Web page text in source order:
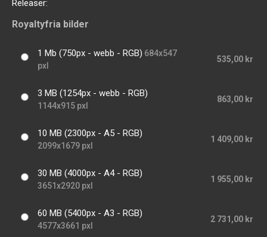
Releaser:
Royaltyfria bilder
1 Mb (750px - webb - RGB) 684x547
pxl
535,00 kr
3 MB (1254px - webb - RGB)
1144x915 pxl
863,00 kr
10 MB (2300px - A5 - RGB)
2099x1679 pxl
1 409,00 kr
30 MB (4000px - A4 - RGB)
3651x2920 pxl
1 955,00 kr
60 MB (5400px - A3 - RGB)
4577x3661 pxl
2 731,00 kr